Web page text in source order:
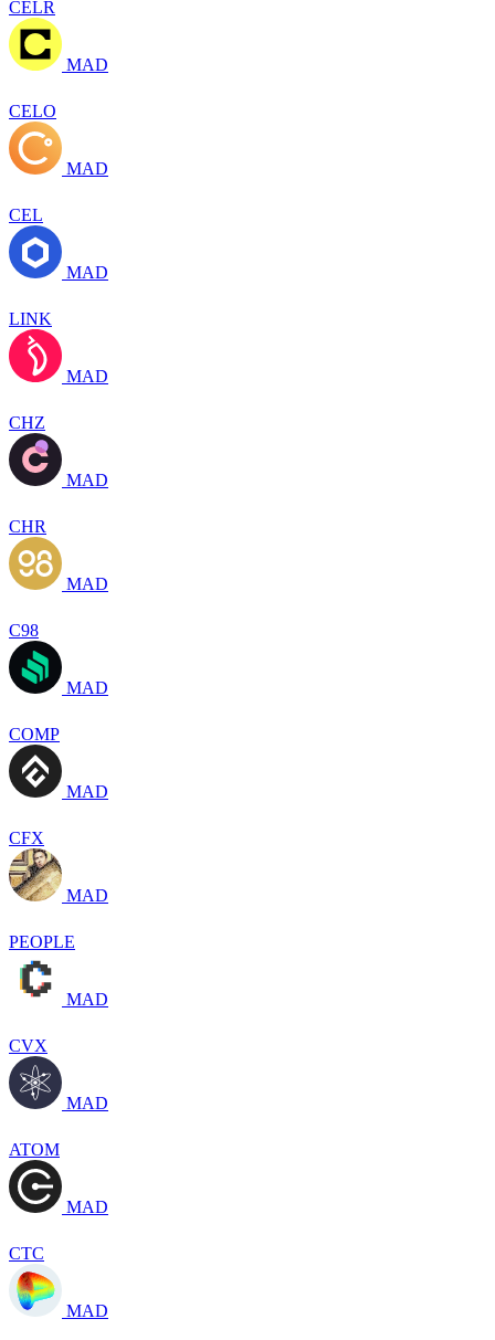
CELR
MAD
CELO
MAD
CEL
MAD
LINK
MAD
CHZ
MAD
CHR
MAD
C98
MAD
COMP
MAD
CFX
MAD
PEOPLE
MAD
CVX
MAD
ATOM
MAD
CTC
MAD